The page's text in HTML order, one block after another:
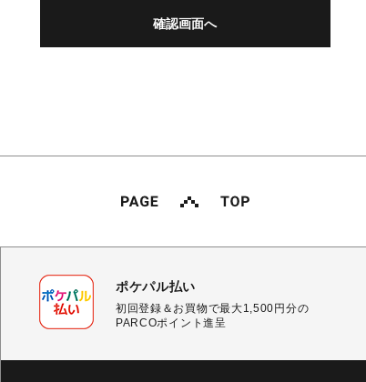
ポケパル払い
初回登録＆お買物で最大1,500円分の
PARCOポイント進呈